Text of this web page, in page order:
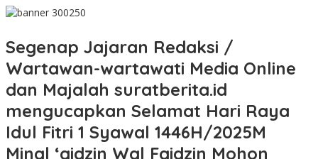
Segenap Jajaran Redaksi /
Wartawan-wartawati Media Online
dan Majalah suratberita.id
mengucapkan Selamat Hari Raya
Idul Fitri 1 Syawal 1446H/2025M
Minal ‘aidzin Wal Faidzin Mohon